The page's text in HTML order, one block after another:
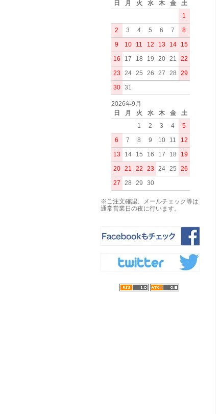
日
月 火 水 木 金
土
1
2
3 4 5 6 7
8
9
10 11 12 13 14
15
16
17 18 19 20 21
22
23
24 25 26 27 28
29
30
31
2026年9月
日
月 火 水 木 金
土
1
2 3 4
5
6
7 8 9 10 11
12
13
14 15 16 17 18
19
20
21 22 23 24 25
26
27
28 29 30
※ご注文確認、メールチェック等は
通常営業日の夜に行います。